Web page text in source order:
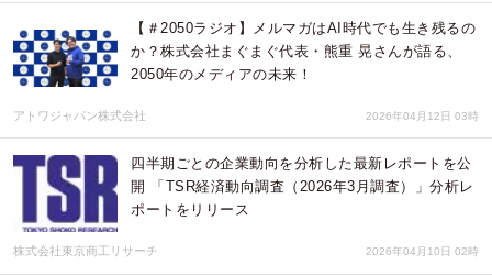
【＃2050ラジオ】メルマガはAI時代でも生き残るの
か？株式会社まぐまぐ代表・熊重 晃さんが語る、
2050年のメディアの未来！
アトワジャパン株式会社 2026年04月12日 03時
四半期ごとの企業動向を分析した最新レポートを公
開 「TSR経済動向調査（2026年3月調査）」分析レ
ポートをリリース
株式会社東京商工リサーチ 2026年04月10日 02時